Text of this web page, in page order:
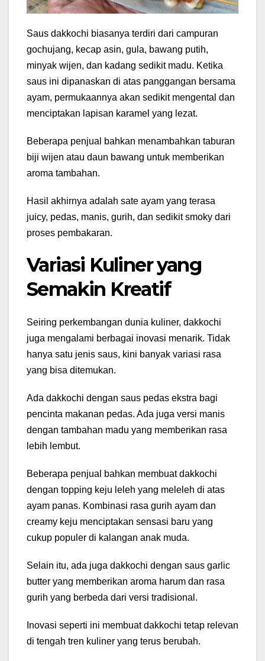
Saus dakkochi biasanya terdiri dari campuran
gochujang, kecap asin, gula, bawang putih,
minyak wijen, dan kadang sedikit madu. Ketika
saus ini dipanaskan di atas panggangan bersama
ayam, permukaannya akan sedikit mengental dan
menciptakan lapisan karamel yang lezat.
Beberapa penjual bahkan menambahkan taburan
biji wijen atau daun bawang untuk memberikan
aroma tambahan.
Hasil akhirnya adalah sate ayam yang terasa
juicy, pedas, manis, gurih, dan sedikit smoky dari
proses pembakaran.
Variasi Kuliner yang
Semakin Kreatif
Seiring perkembangan dunia kuliner, dakkochi
juga mengalami berbagai inovasi menarik. Tidak
hanya satu jenis saus, kini banyak variasi rasa
yang bisa ditemukan.
Ada dakkochi dengan saus pedas ekstra bagi
pencinta makanan pedas. Ada juga versi manis
dengan tambahan madu yang memberikan rasa
lebih lembut.
Beberapa penjual bahkan membuat dakkochi
dengan topping keju leleh yang meleleh di atas
ayam panas. Kombinasi rasa gurih ayam dan
creamy keju menciptakan sensasi baru yang
cukup populer di kalangan anak muda.
Selain itu, ada juga dakkochi dengan saus garlic
butter yang memberikan aroma harum dan rasa
gurih yang berbeda dari versi tradisional.
Inovasi seperti ini membuat dakkochi tetap relevan
di tengah tren kuliner yang terus berubah.